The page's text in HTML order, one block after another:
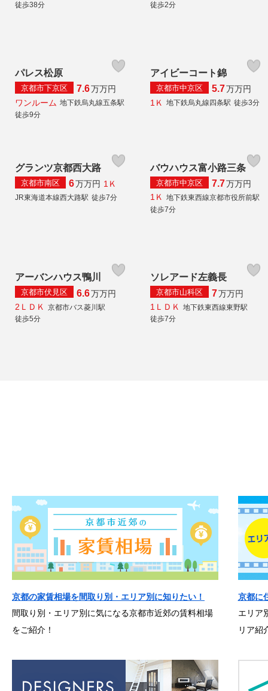
徒歩38分
徒歩2分
パレス松原
京都市下京区 7.6万万円
ワンルーム 地下鉄烏丸線五条駅
徒歩9分
アイビーコート錦
京都市中京区 5.7万万円
1Ｋ
地下鉄烏丸線四条駅 徒歩3分
グランツ京都西大路
京都市南区 6万万円 1Ｋ
JR東海道本線西大路駅 徒歩7分
バウハウス富小路三条
京都市中京区 7.7万万円
1Ｋ 地下鉄東西線京都市役所前駅
徒歩7分
アーバンハウス鴨川
京都市伏見区 6.6万万円
2ＬＤＫ
京都市バス菱川駅
徒歩5分
ソレアード左義長
京都市山科区 7万万円
1ＬＤＫ
地下鉄東西線東野駅
徒歩7分
京都の家賃相場を間取り別・エリア別に知りたい！
間取り別・エリア別に気になる京都市近郊の賃料相場
をご紹介！
京都に
エリア
リア紹